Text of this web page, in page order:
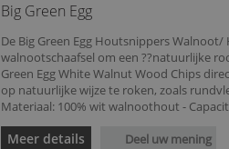
Big Green Egg
De Big Green Egg Houtsnippers
walnootschaafsel om een ??natuurlijke
Green Egg White Walnut Wood Chips
op natuurlijke wijze te roken, zoals
Materiaal: 100% wit walnoothout -
Meer details Deel uw mening